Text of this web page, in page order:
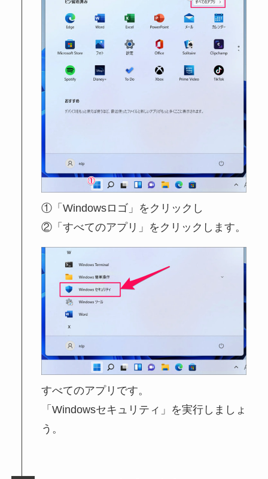
①「Windowsロゴ」をクリックし
②「すべてのアプリ」をクリックします。
すべてのアプリです。
「Windowsセキュリティ」を実行しましょ
う。